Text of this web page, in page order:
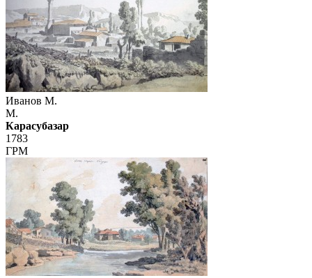
Иванов М.
М.
Карасубазар
1783
ГРМ